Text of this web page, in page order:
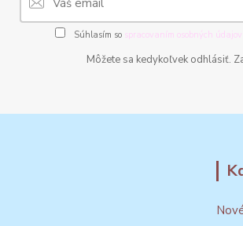
Súhlasím so spracovaním osobných údajov
Môžete sa kedykoľvek odhlásiť.